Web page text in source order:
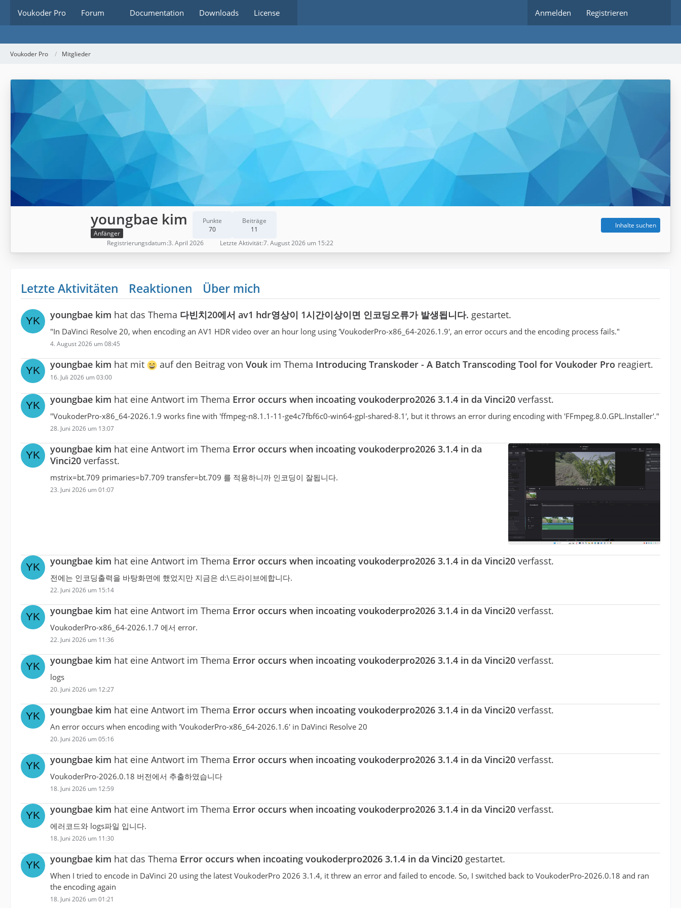
Voukoder Pro Forum Documentation Downloads License Anmelden Registrieren
Voukoder Pro Mitglieder
youngbae kim
Anfänger
Punkte
70
Beiträge
11
Inhalte suchen
Registrierungsdatum 3. April 2026 Letzte Aktivität 7. August 2026 um 15:22
Letzte Aktivitäten Reaktionen Über mich
youngbae kim hat das Thema 다빈치20에서 av1 hdr영상이 1시간이상이면 인코딩오류가 발생됩니다. gestartet.
"In DaVinci Resolve 20, when encoding an AV1 HDR video over an hour long using 'VoukoderPro-x86_64-2026.1.9', an error occurs and the encoding process fails."
4. August 2026 um 08:45
youngbae kim hat mit auf den Beitrag von Vouk im Thema Introducing Transkoder - A Batch Transcoding Tool for Voukoder Pro reagiert.
16. Juli 2026 um 03:00
youngbae kim hat eine Antwort im Thema Error occurs when incoating voukoderpro2026 3.1.4 in da Vinci20 verfasst.
"VoukoderPro-x86_64-2026.1.9 works fine with 'ffmpeg-n8.1.1-11-ge4c7fbf6c0-win64-gpl-shared-8.1', but it throws an error during encoding with 'FFmpeg.8.0.GPL.Installer'."
28. Juni 2026 um 13:07
youngbae kim hat eine Antwort im Thema Error occurs when incoating voukoderpro2026 3.1.4 in da
Vinci20 verfasst.
mstrix=bt.709 primaries=b7.709 transfer=bt.709 를 적용하니까 인코딩이 잘됩니다.
23. Juni 2026 um 01:07
youngbae kim hat eine Antwort im Thema Error occurs when incoating voukoderpro2026 3.1.4 in da Vinci20 verfasst.
전에는 인코딩출력을 바탕화면에 했었지만 지금은 d:\드라이브에합니다.
22. Juni 2026 um 15:14
youngbae kim hat eine Antwort im Thema Error occurs when incoating voukoderpro2026 3.1.4 in da Vinci20 verfasst.
VoukoderPro-x86_64-2026.1.7 에서 error.
22. Juni 2026 um 11:36
youngbae kim hat eine Antwort im Thema Error occurs when incoating voukoderpro2026 3.1.4 in da Vinci20 verfasst.
logs
20. Juni 2026 um 12:27
youngbae kim hat eine Antwort im Thema Error occurs when incoating voukoderpro2026 3.1.4 in da Vinci20 verfasst.
An error occurs when encoding with 'VoukoderPro-x86_64-2026.1.6' in DaVinci Resolve 20
20. Juni 2026 um 05:16
youngbae kim hat eine Antwort im Thema Error occurs when incoating voukoderpro2026 3.1.4 in da Vinci20 verfasst.
VoukoderPro-2026.0.18 버전에서 추출하였습니다
18. Juni 2026 um 12:59
youngbae kim hat eine Antwort im Thema Error occurs when incoating voukoderpro2026 3.1.4 in da Vinci20 verfasst.
에러코드와 logs파일 입니다.
18. Juni 2026 um 11:30
youngbae kim hat das Thema Error occurs when incoating voukoderpro2026 3.1.4 in da Vinci20 gestartet.
When I tried to encode in DaVinci 20 using the latest VoukoderPro 2026 3.1.4, it threw an error and failed to encode. So, I switched back to VoukoderPro-2026.0.18 and ran
the encoding again
18. Juni 2026 um 01:21